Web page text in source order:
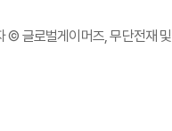
© 글로벌게이머즈, 무단전재